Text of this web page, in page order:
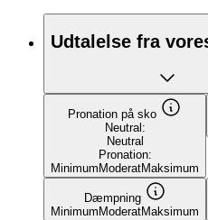
Udtalelse fra
Pronation på sko
Neutral:
Neutral
Pronation:
Minimum ModeratMaksimum
Dæmpning
Minimum ModeratMaksimum